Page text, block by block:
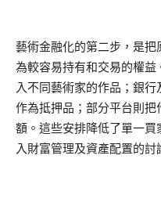
藝術金融化的第二步，是
為較容易持有和交易的權
入不同藝術家的作品；銀
作為抵押品；部分平台則
額。這些安排降低了單一
入財富管理及資產配置的討